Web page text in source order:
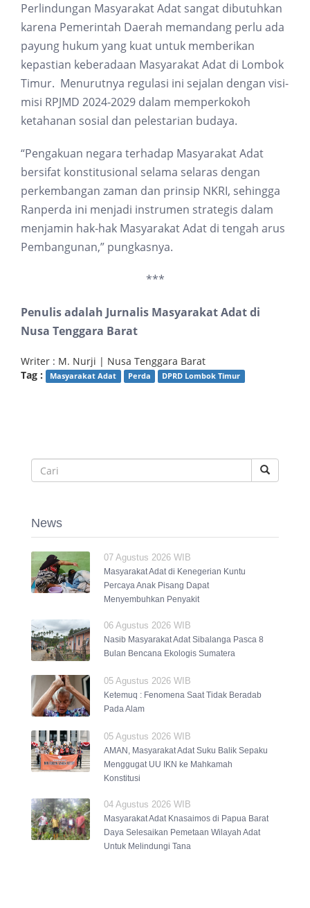
Perlindungan Masyarakat Adat sangat dibutuhkan
karena Pemerintah Daerah memandang perlu ada
payung hukum yang kuat untuk memberikan
kepastian keberadaan Masyarakat Adat di Lombok
Timur. Menurutnya regulasi ini sejalan dengan visi-
misi RPJMD 2024-2029 dalam memperkokoh
ketahanan sosial dan pelestarian budaya.
“Pengakuan negara terhadap Masyarakat Adat
bersifat konstitusional selama selaras dengan
perkembangan zaman dan prinsip NKRI, sehingga
Ranperda ini menjadi instrumen strategis dalam
menjamin hak-hak Masyarakat Adat di tengah arus
Pembangunan,” pungkasnya.
***
Penulis adalah Jurnalis Masyarakat Adat di
Nusa Tenggara Barat
Writer : M. Nurji | Nusa Tenggara Barat
Tag :
Masyarakat Adat Perda DPRD Lombok Timur
News
07 Agustus 2026 WIB
Masyarakat Adat di Kenegerian Kuntu
Percaya Anak Pisang Dapat
Menyembuhkan Penyakit
06 Agustus 2026 WIB
Nasib Masyarakat Adat Sibalanga Pasca 8
Bulan Bencana Ekologis Sumatera
05 Agustus 2026 WIB
Ketemuq : Fenomena Saat Tidak Beradab
Pada Alam
05 Agustus 2026 WIB
AMAN, Masyarakat Adat Suku Balik Sepaku
Menggugat UU IKN ke Mahkamah
Konstitusi
04 Agustus 2026 WIB
Masyarakat Adat Knasaimos di Papua Barat
Daya Selesaikan Pemetaan Wilayah Adat
Untuk Melindungi Tana